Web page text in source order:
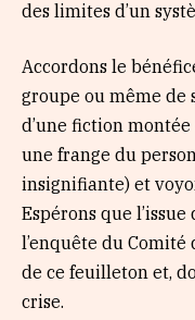
des limites d’un
Accordons le
groupe ou même de
d’une fiction
une frange du
insignifiante) et
Espérons que
l’enquête du
de ce feuilleton et,
crise.